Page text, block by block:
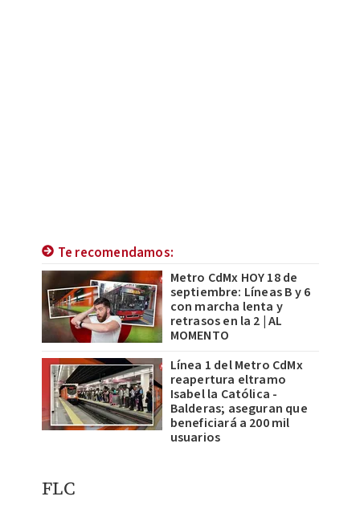
Te recomendamos:
Metro CdMx HOY 18 de
septiembre: Líneas B y 6
con marcha lenta y
retrasos en la 2 | AL
MOMENTO
Línea 1 del Metro CdMx
reapertura eltramo
Isabel la Católica -
Balderas; aseguran que
beneficiará a 200 mil
usuarios
FLC